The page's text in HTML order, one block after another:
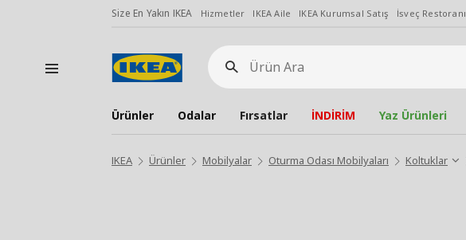
Size En Yakın IKEA Hizmetler IKEA Aile IKEA Kurumsal Satış İsveç Restoranı
Ürün
Ara
Ürünler Odalar Fırsatlar İNDİRİM Yaz Ürünleri
IKEA Ürünler Mobilyalar Oturma Odası Mobilyaları Koltuklar